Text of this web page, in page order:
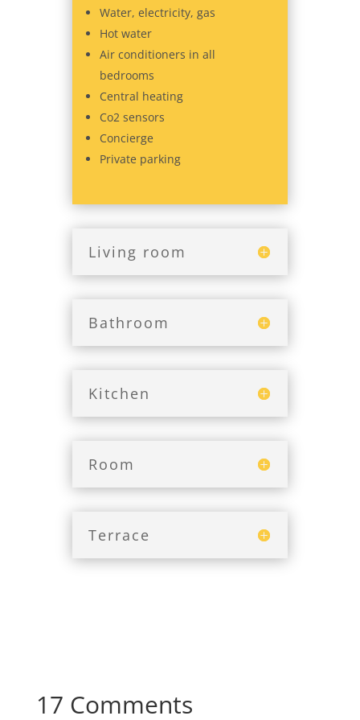
Water, electricity, gas
Hot water
Air conditioners in all
bedrooms
Central heating
Co2 sensors
Concierge
Private parking
Living room
Bathroom
Kitchen
Room
Terrace
17 Comments